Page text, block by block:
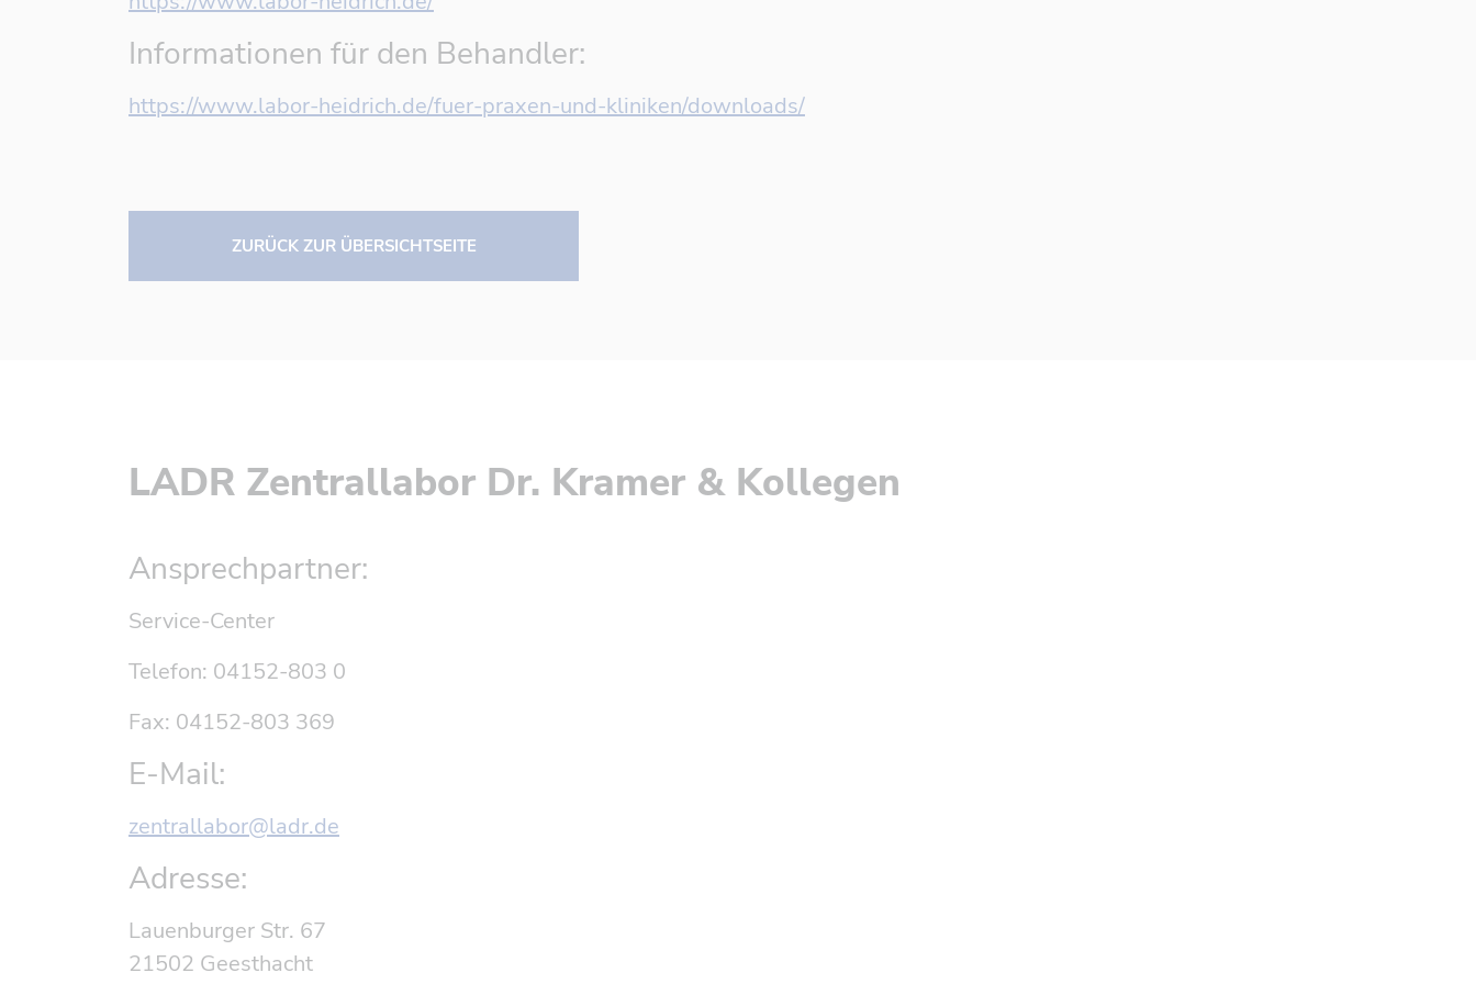
Informationen für den Behandler:
https://www.labor-heidrich.de/fuer-praxen-und-kliniken/downloads/
ZURÜCK ZUR ÜBERSICHTSEITE
LADR Zentrallabor Dr. Kramer & Kollegen
Ansprechpartner:
Service-Center
Telefon: 04152-803 0
Fax: 04152-803 369
E-Mail:
zentrallabor@ladr.de
Adresse:
Lauenburger Str. 67
21502 Geesthacht